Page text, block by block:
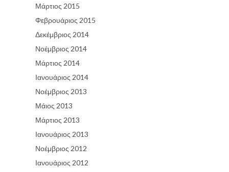
Μάρτιος 2015
Φεβρουάριος 2015
Δεκέμβριος 2014
Νοέμβριος 2014
Μάρτιος 2014
Ιανουάριος 2014
Νοέμβριος 2013
Μάιος 2013
Μάρτιος 2013
Ιανουάριος 2013
Νοέμβριος 2012
Ιανουάριος 2012